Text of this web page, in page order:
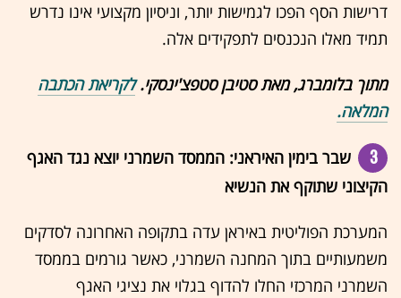
דרישות הסף הפכו לגמישות יותר, וניסיון מקצועי אינו נדרש
תמיד מאלו הנכנסים לתפקידים אלה.
מתוך בלומברג, מאת סטיבן סטפצ'ינסקי.לקריאת הכתבה
המלאה.
3
שבר בימין האיראני: הממסד השמרני יוצא נגד האגף
הקיצוני שתוקף את הנשיא
המערכת הפוליטית באיראן עדה בתקופה האחרונה לסדקים
משמעותיים בתוך המחנה השמרני, כאשר גורמים בממסד
השמרני המרכזי החלו להדוף בגלוי את נציגי האגף